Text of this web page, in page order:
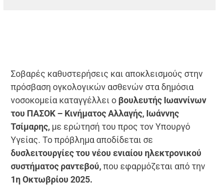
Σοβαρές καθυστερήσεις και αποκλεισμούς στην
πρόσβαση ογκολογικών ασθενών στα δημόσια
νοσοκομεία καταγγέλλει ο βουλευτής Ιωαννίνων
του ΠΑΣΟΚ – Κινήματος Αλλαγής, Ιωάννης
Τσίμαρης, με ερώτησή του προς τον Υπουργό
Υγείας. Το πρόβλημα αποδίδεται σε
δυσλειτουργίες του νέου ενιαίου ηλεκτρονικού
συστήματος ραντεβού,που εφαρμόζεται από την
1η Οκτωβρίου 2025.